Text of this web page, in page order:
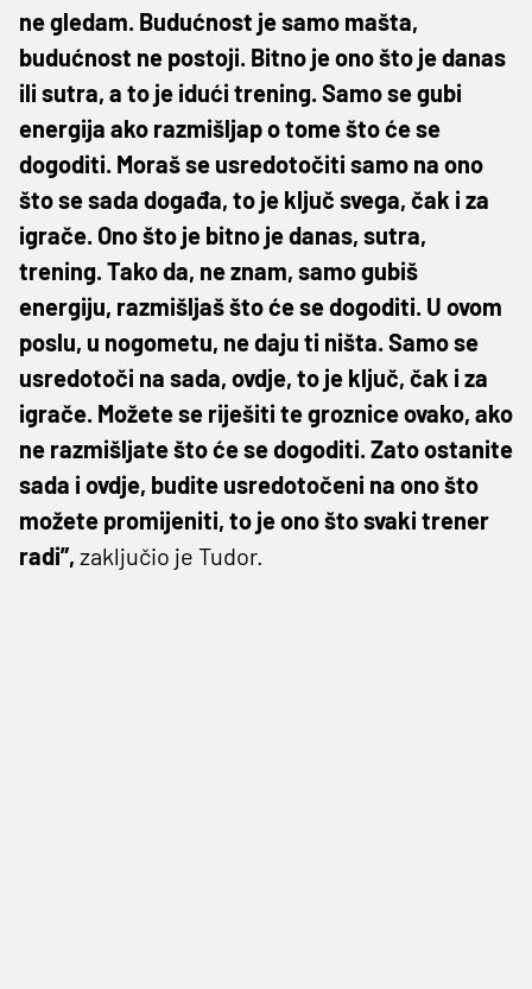
ne gledam. Budućnost je samo mašta,
budućnost ne postoji. Bitno je ono što je danas
ili sutra, a to je idući trening. Samo se gubi
energija ako razmišljap o tome što će se
dogoditi. Moraš se usredotočiti samo na ono
što se sada događa, to je ključ svega, čak i za
igrače. Ono što je bitno je danas, sutra,
trening. Tako da, ne znam, samo gubiš
energiju, razmišljaš što će se dogoditi. U ovom
poslu, u nogometu, ne daju ti ništa. Samo se
usredotoči na sada, ovdje, to je ključ, čak i za
igrače. Možete se riješiti te groznice ovako, ako
ne razmišljate što će se dogoditi. Zato ostanite
sada i ovdje, budite usredotočeni na ono što
možete promijeniti, to je ono što svaki trener
radi”, zaključio je Tudor.